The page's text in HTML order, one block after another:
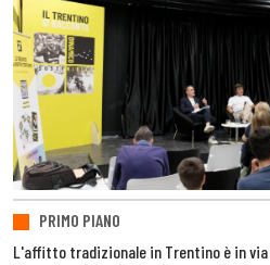
PRIMO PIANO
L'affitto tradizionale in Trentino è in